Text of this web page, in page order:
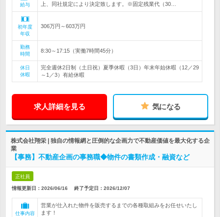
給与
上、同社規定により決定致します。※固定残業代（30…
初年度
年収
306万円～603万円
勤務
時間
8:30～17:15（実働7時間45分）
休日
休暇
完全週休2日制（土日祝）夏季休暇（3日）年末年始休暇（12／29
～1／3）有給休暇
求人詳細を見る 気になる
株式会社翔栄 | 独自の情報網と圧倒的な企画力で不動産価値を最大化する企
業
【事務】不動産企画の事務職◆物件の書類作成・融資など
正社員
情報更新日：2026/06/16 終了予定日： 2026/12/07
仕事内容
営業が仕入れた物件を販売するまでの各種取組みをお任せいたし
ます！